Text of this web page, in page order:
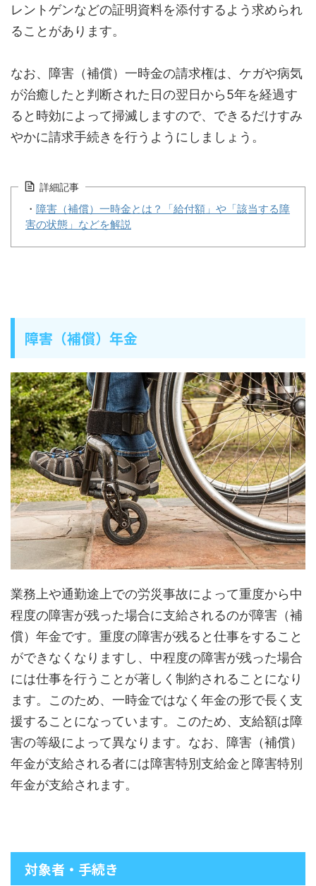
レントゲンなどの証明資料を添付するよう求められ
ることがあります。
なお、障害（補償）一時金の請求権は、ケガや病気
が治癒したと判断された日の翌日から5年を経過す
ると時効によって掃滅しますので、できるだけすみ
やかに請求手続きを行うようにしましょう。
詳細記事
・ 障害（補償）一時金とは？「給付額」や「該当する障
害の状態」などを解説
障害（補償）年金
業務上や通勤途上での労災事故によって重度から中
程度の障害が残った場合に支給されるのが障害（補
償）年金です。重度の障害が残ると仕事をすること
ができなくなりますし、中程度の障害が残った場合
には仕事を行うことが著しく制約されることになり
ます。このため、一時金ではなく年金の形で長く支
援することになっています。このため、支給額は障
害の等級によって異なります。なお、障害（補償）
年金が支給される者には障害特別支給金と障害特別
年金が支給されます。
対象者・手続き